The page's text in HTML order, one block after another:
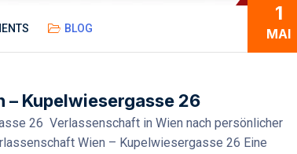
1
MAI
BLOG
– Kupelwiesergasse 26
26 Verlassenschaft in Wien nach persönlicher
Wien – Kupelwiesergasse 26 Eine